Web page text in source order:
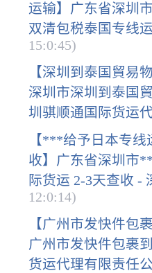
运输】广东省深圳
双清包税泰国专线
15:0:45)
【深圳到泰国貿易
深圳市深圳到泰国
圳骐顺通国际货运
【***给予日本专
收】广东省深圳市
际货运 2-3天查收 -
12:0:14)
【广州市发快件包
广州市发快件包裹
货运代理有限责任